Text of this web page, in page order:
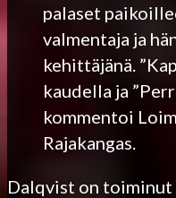
palaset
valmentaja ja
kehittäjänä.
kaudella ja
kommentoi
Rajakangas.
Dalqvist on toiminut